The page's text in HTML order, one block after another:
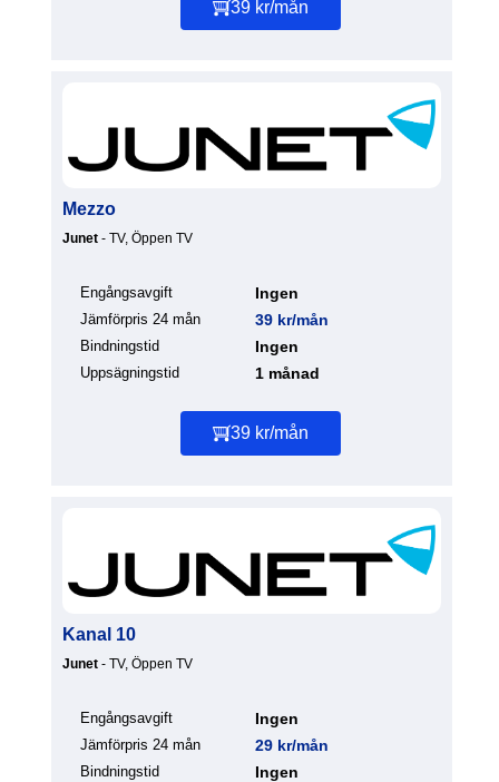
39 kr/mån
Mezzo
Junet - TV, Öppen TV
Engångsavgift Ingen
Jämförpris 24 mån 39 kr/mån
Bindningstid Ingen
Uppsägningstid 1 månad
39 kr/mån
Kanal 10
Junet - TV, Öppen TV
Engångsavgift Ingen
Jämförpris 24 mån 29 kr/mån
Bindningstid Ingen